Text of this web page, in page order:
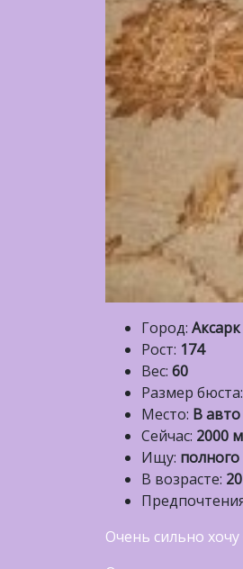
Город: Аксарк
Рост: 174
Вес: 60
Размер бюста:
Место: В авто
Сейчас: 2000
Ищу: полного
В возрасте:
Очень сильно